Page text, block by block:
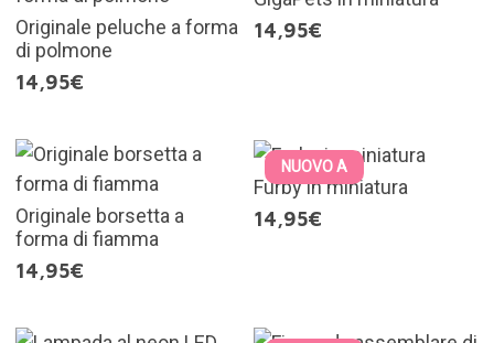
Originale peluche a forma
di polmone
14,95€
14,95€
Originale borsetta a
forma di fiamma
14,95€
NUOVO A
Furby in miniatura
14,95€